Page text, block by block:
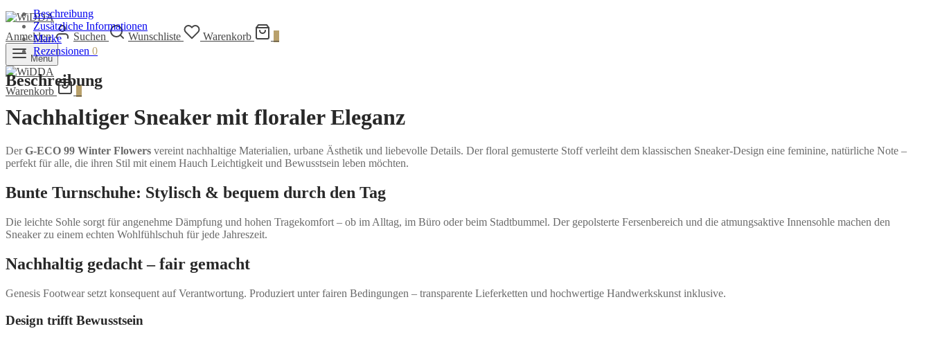
Anmelden Suchen Wunschliste Warenkorb
Menü
Warenkorb
Beschreibung
Zusätzliche Informationen
Marke
Rezensionen 0
Beschreibung
Nachhaltiger Sneaker mit floraler Eleganz
DerG-ECO 99 Winter Flowers vereint nachhaltige Materialien, urbane Ästhetik und liebevolle Details. Der floral gemusterte Stoff verleiht dem klassischen Sneaker-Design eine feminine, natürliche Note –
perfekt für alle, die ihren Stil mit einem Hauch Leichtigkeit und Bewusstsein leben möchten.
Bunte Turnschuhe: Stylisch & bequem durch den Tag
Die leichte Sohle sorgt für angenehme Dämpfung und hohen Tragekomfort – ob im Alltag, im Büro oder beim Stadtbummel. Der gepolsterte Fersenbereich und die atmungsaktive Innensohle machen den
Sneaker zu einem echten Wohlfühlschuh für jede Jahreszeit.
Nachhaltig gedacht – fair gemacht
Genesis Footwear setzt konsequent auf Verantwortung. Produziert unter fairen Bedingungen – transparente Lieferketten und hochwertige Handwerkskunst inklusive.
Design trifft Bewusstsein